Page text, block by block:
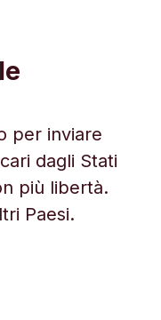
per inviare
dagli Stati
più libertà.
Paesi.